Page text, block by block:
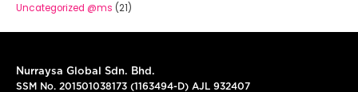
Uncategorized @ms (21)
Nurraysa Global Sdn. Bhd.
SSM No. 201501038173 (1163494-D) AJL 932407